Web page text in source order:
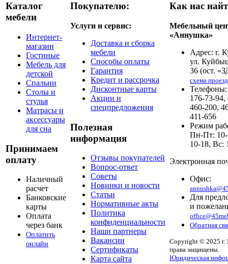
Каталог
мебели
Интернет-
магазин
Гостиные
Мебель для
детской
Спальни
Столы и
стулья
Матрасы и
аксессуары
для сна
Принимаем
оплату
Наличный
расчет
Банковские
карты
Оплата
через банк
Оплатить
онлайн
Покупателю:
Услуги и сервис:
Доставка и сборка
мебели
Способы оплаты
Гарантия
Кредит и рассрочка
Дисконтные карты
Акции и
спецпредложения
Полезная
информация
Отзывы покупателей
Вопрос-ответ
Советы
Новинки и новости
Статьи
Нормативные акты
Политика
конфиденциальности
Наши партнеры
Вакансии
Сертификаты
Карта сайта
Как нас
Мебельный
«Аннушка»
Адрес: г.
ул.
36 (ост.
схема
Телефоны:
176-73-94,
460-200,
411-656
Режим
Пн-Пт:
10-18, Вс:
Электронная
Офис:
Для
и
Обратная
Copyright © 2025 г.
права защищены.
Юридическая